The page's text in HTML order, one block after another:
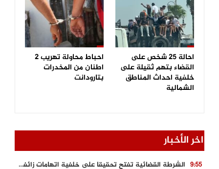
احالة 25 شخص على
القضاء بتهم ثقيلة على
خلفية احداث المناطق
الشمالية
احباط محاولة تهريب 2
اطنان من المخدرات
بتارودانت
اخر الأخبار
9:55
الشرطة القضائية تفتح تحقيقا على خلفية اتهامات زائفة أدلت بها مرشحة للهجرة السرية